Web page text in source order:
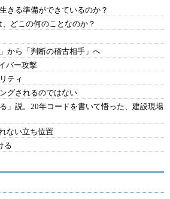
きる準備ができているのか？
どこの何のことなのか？
から「判断の稽古相手」へ
バー攻撃
ティ
グされるのではない
」説。20年コードを書いて悟った、建設現場
ない立ち位置
る